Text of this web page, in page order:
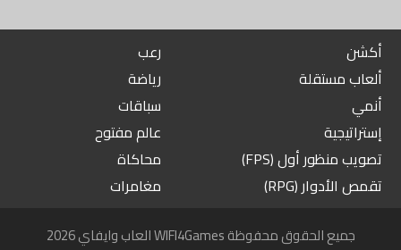
أكشن
ألعاب مستقلة
أنمي
إستراتيجية
تصويب منظور أول (FPS)
تقمص الأدوار (RPG)
رعب
رياضة
سباقات
عالم مفتوح
محاكاة
مغامرات
2026 العاب وايفاي WIFI4Games جميع الحقوق محفوظة